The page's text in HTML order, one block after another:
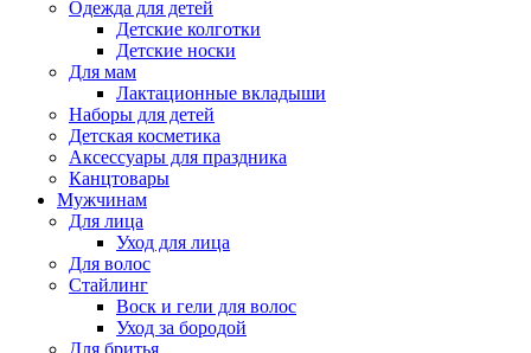
Одежда для детей
Детские колготки
Детские носки
Для мам
Лактационные вкладыши
Наборы для детей
Детская косметика
Аксессуары для праздника
Канцтовары
Мужчинам
Для лица
Уход для лица
Для волос
Стайлинг
Воск и гели для волос
Уход за бородой
Для бритья